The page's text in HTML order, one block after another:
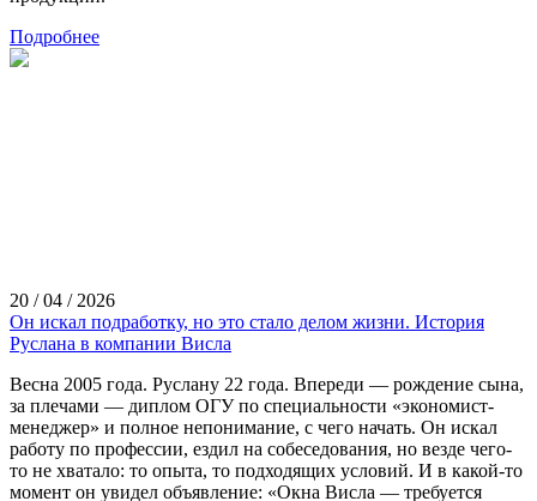
Подробнее
20 / 04 / 2026
Он искал подработку, но это стало делом жизни. История
Руслана в компании Висла
Весна 2005 года. Руслану 22 года. Впереди — рождение сына,
за плечами — диплом ОГУ по специальности «экономист-
менеджер» и полное непонимание, с чего начать. Он искал
работу по профессии, ездил на собеседования, но везде чего-
то не хватало: то опыта, то подходящих условий. И в какой-то
момент он увидел объявление: «Окна Висла — требуется